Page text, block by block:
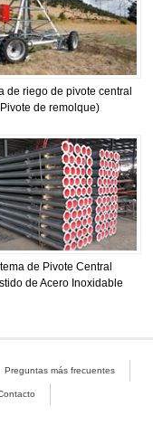
de riego de pivote central
de remolque)
de Pivote Central
de Acero Inoxidable
Preguntas más frecuentes